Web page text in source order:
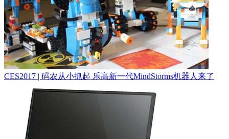
CES2017 | 码农从小抓起 乐高新一代MindStorms机器人来了